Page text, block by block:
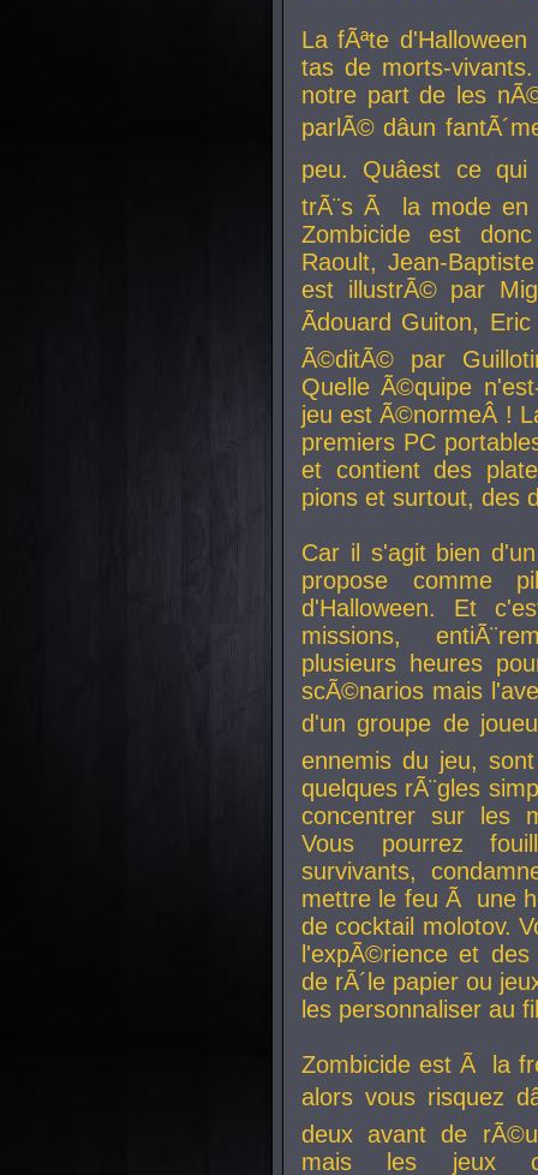
La fÃªte
tas de morts-
notre part de les
parlÃ© dâun
peu. Quâest ce
trÃ¨s Ã la mode en
Zombicide est
Raoult, Jean-
est illustrÃ© par
Ãdouard Guiton,
Ã©ditÃ© par
Quelle Ã©quipe
jeu est Ã©normeÂ !
premiers PC
et contient des
pions et surtout, des
Car il s'agit bien
propose comme
d'Halloween. Et
missions,
plusieurs heures
scÃ©narios mais
d'un groupe de
ennemis du jeu,
quelques rÃ¨gles
concentrer sur les
Vous pourrez
survivants,
mettre le feu Ã une
de cocktail molotov.
l'expÃ©rience et
de rÃ´le papier ou
les personnaliser au
Zombicide est Ã la
alors vous risquez
deux avant de
mais les jeux